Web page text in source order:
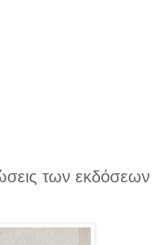
των εκδόσεων